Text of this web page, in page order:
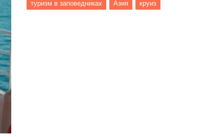
туризм в заповедниках Азия круиз